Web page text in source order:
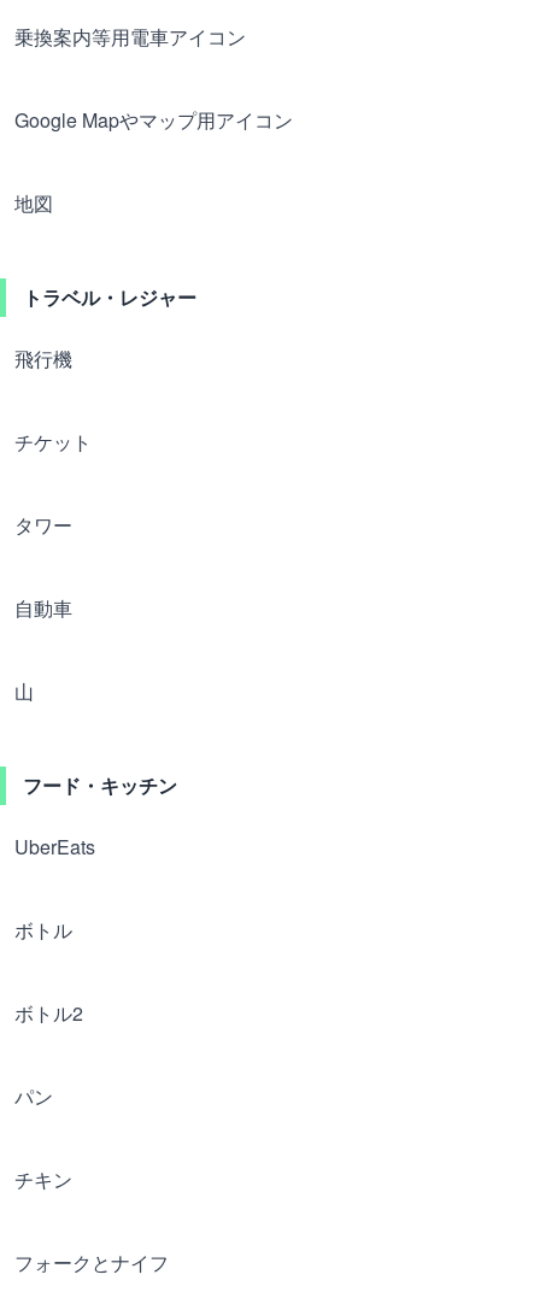
乗換案内等用電車アイコン
Google Mapやマップ用アイコン
地図
トラベル・レジャー
飛行機
チケット
タワー
自動車
山
フード・キッチン
UberEats
ボトル
ボトル2
パン
チキン
フォークとナイフ